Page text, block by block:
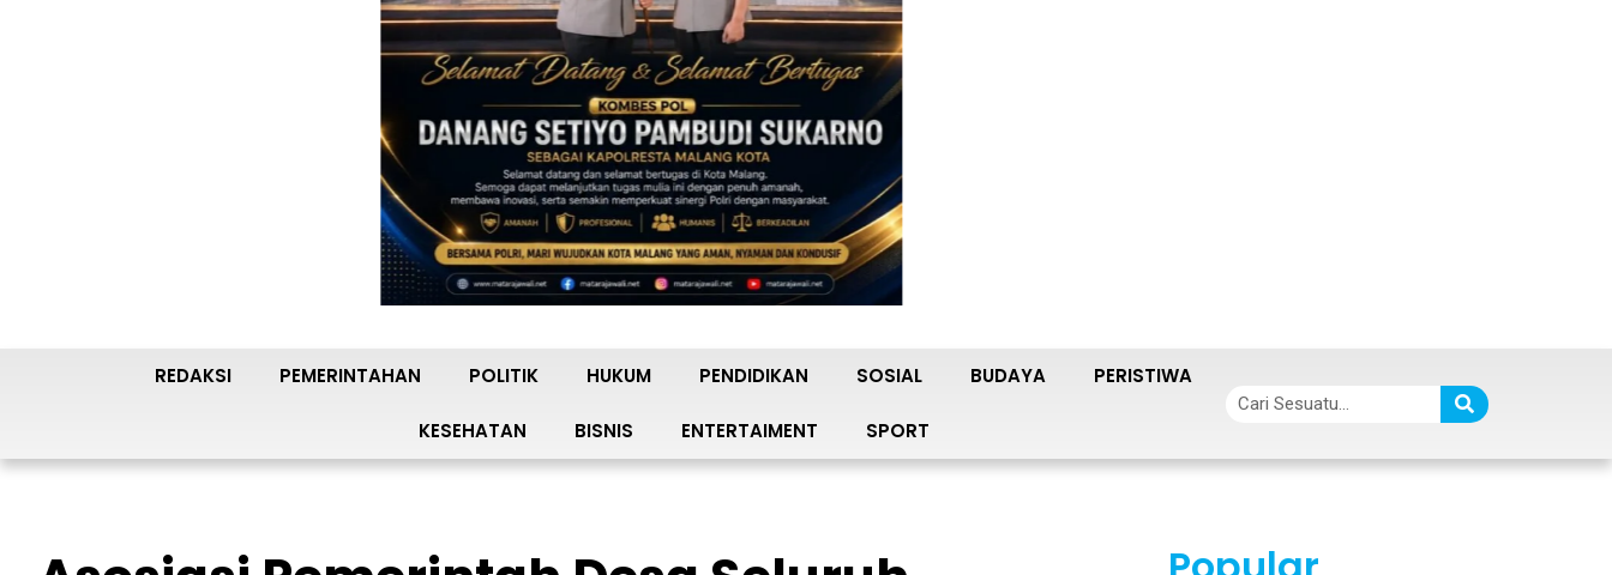
REDAKSI PEMERINTAHAN POLITIK HUKUM PENDIDIKAN SOSIAL BUDAYA PERISTIWA
KESEHATAN BISNIS ENTERTAIMENT SPORT